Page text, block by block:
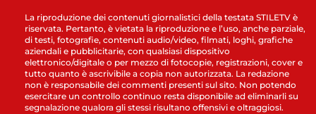
La riproduzione dei contenuti giornalistici della testata STILETV è
riservata. Pertanto, è vietata la riproduzione e l’uso, anche parziale,
di testi, fotografie, contenuti audio/video, filmati, loghi, grafiche
aziendali e pubblicitarie, con qualsiasi dispositivo
elettronico/digitale o per mezzo di fotocopie, registrazioni, cover e
tutto quanto è ascrivibile a copia non autorizzata. La redazione
non è responsabile dei commenti presenti sul sito. Non potendo
esercitare un controllo continuo resta disponibile ad eliminarli su
segnalazione qualora gli stessi risultano offensivi e oltraggiosi.